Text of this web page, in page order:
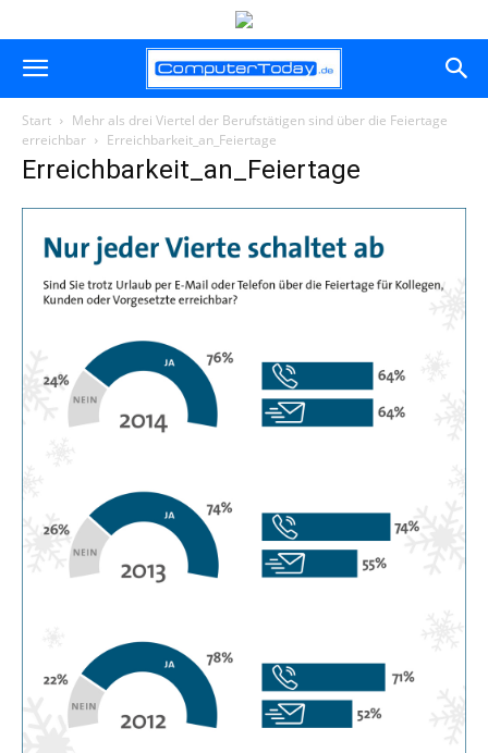
Start
Mehr als drei Viertel der Berufstätigen sind über die Feiertage
erreichbar
Erreichbarkeit_an_Feiertage
Erreichbarkeit_an_Feiertage